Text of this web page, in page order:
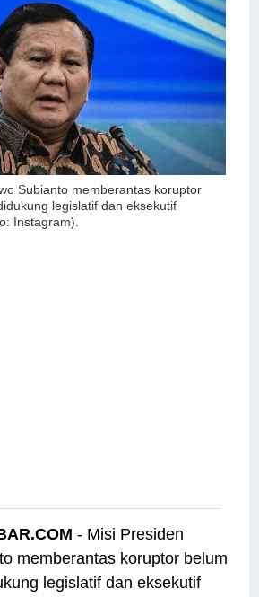
Subianto memberantas koruptor
legislatif dan eksekutif
Instagram).
- Misi Presiden
memberantas koruptor belum
legislatif dan eksekutif